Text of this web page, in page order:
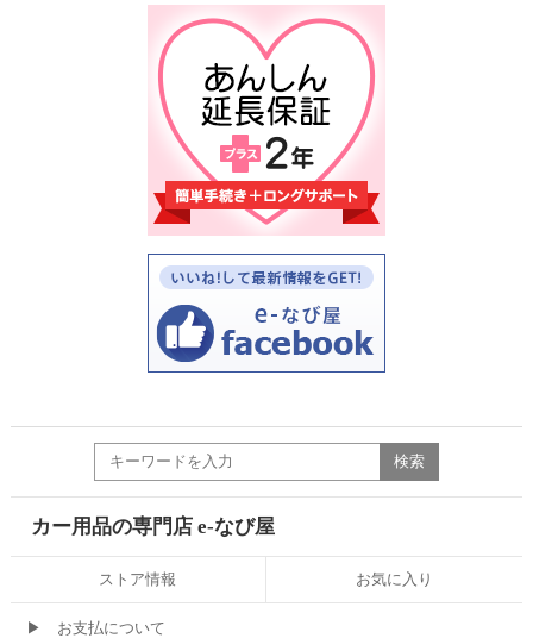
カー用品の専門店 e-なび屋
ストア情報 お気に入り
▶ お支払について